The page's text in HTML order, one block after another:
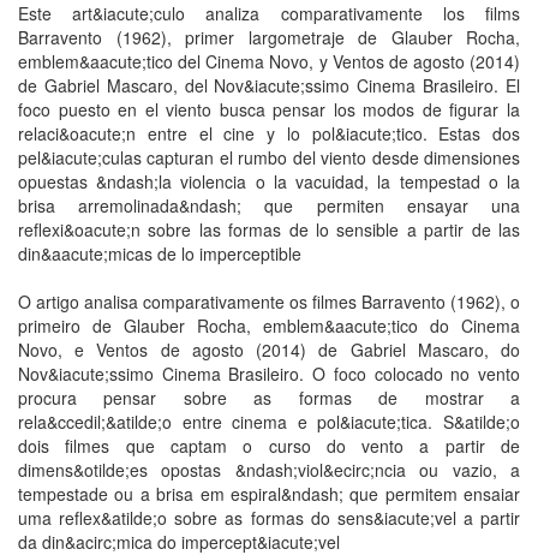
Este art&iacute;culo analiza comparativamente los films
Barravento (1962), primer largometraje de Glauber Rocha,
emblem&aacute;tico del Cinema Novo, y Ventos de agosto (2014)
de Gabriel Mascaro, del Nov&iacute;ssimo Cinema Brasileiro. El
foco puesto en el viento busca pensar los modos de figurar la
relaci&oacute;n entre el cine y lo pol&iacute;tico. Estas dos
pel&iacute;culas capturan el rumbo del viento desde dimensiones
opuestas &ndash;la violencia o la vacuidad, la tempestad o la
brisa arremolinada&ndash; que permiten ensayar una
reflexi&oacute;n sobre las formas de lo sensible a partir de las
din&aacute;micas de lo imperceptible
O artigo analisa comparativamente os filmes Barravento (1962), o
primeiro de Glauber Rocha, emblem&aacute;tico do Cinema
Novo, e Ventos de agosto (2014) de Gabriel Mascaro, do
Nov&iacute;ssimo Cinema Brasileiro. O foco colocado no vento
procura pensar sobre as formas de mostrar a
rela&ccedil;&atilde;o entre cinema e pol&iacute;tica. S&atilde;o
dois filmes que captam o curso do vento a partir de
dimens&otilde;es opostas &ndash;viol&ecirc;ncia ou vazio, a
tempestade ou a brisa em espiral&ndash; que permitem ensaiar
uma reflex&atilde;o sobre as formas do sens&iacute;vel a partir
da din&acirc;mica do impercept&iacute;vel